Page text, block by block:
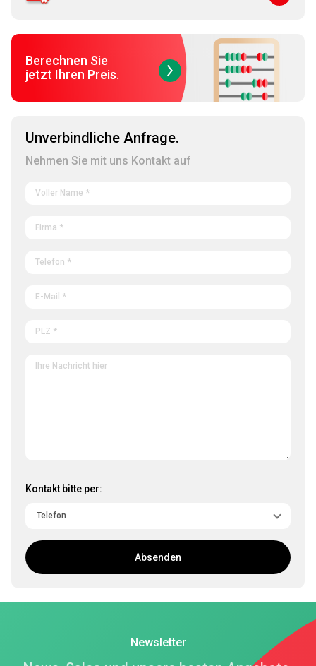
Berechnen Sie
jetzt Ihren Preis.
Unverbindliche Anfrage.
Nehmen Sie mit uns Kontakt auf
Kontakt bitte per:
Absenden
Newsletter